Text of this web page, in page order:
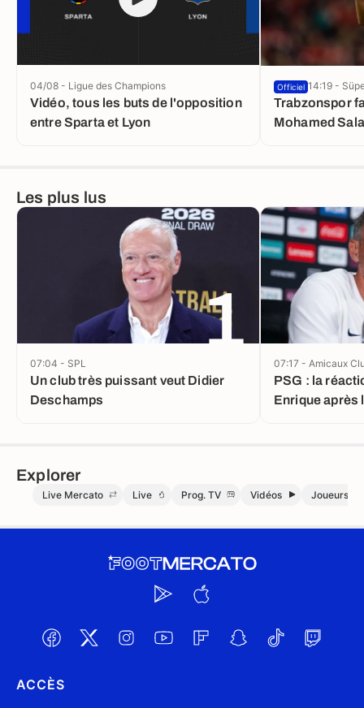
Vidéo, tous les buts de l'opposition
entre Sparta et Lyon
04/08 - Ligue des Champions
Trabzonspor
Mohamed
Officiel 14:19 -
Les plus lus
1
Un club très puissant veut Didier
Deschamps
07:04 - SPL
PSG : la
Enrique après
07:17 - Amicaux
Explorer
Live Mercato Live Prog. TV Vidéos Joueurs
ACCÈS